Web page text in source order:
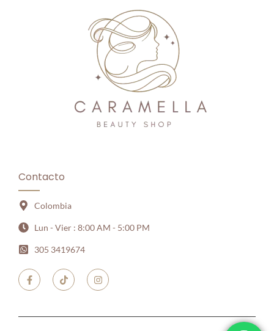
Contacto
Colombia
Lun - Vier : 8:00 AM - 5:00 PM
305 3419674